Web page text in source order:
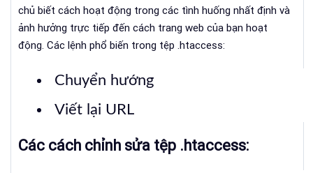
chủ biết cách hoạt động trong các tình huống nhất định và
ảnh hưởng trực tiếp đến cách trang web của bạn hoạt
động. Các lệnh phổ biến trong tệp .htaccess:
Chuyển hướng
Viết lại URL
Các cách chỉnh sửa tệp .htaccess: